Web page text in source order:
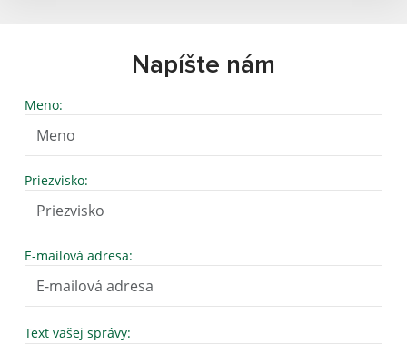
Napíšte nám
Meno:
Priezvisko:
E-mailová adresa:
Text vašej správy: